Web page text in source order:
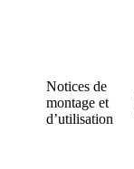
Notices de
montage et
d’utilisation